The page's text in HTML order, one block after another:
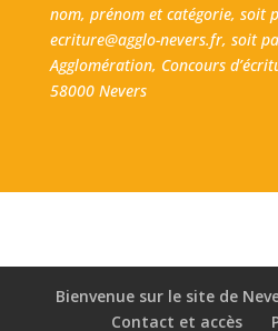
nom, prénom et catégorie, soit
ecriture@agglo-nevers.fr, soit
Agglomération, Concours
58000 Nevers
Bienvenue sur le site de
Contact et accès